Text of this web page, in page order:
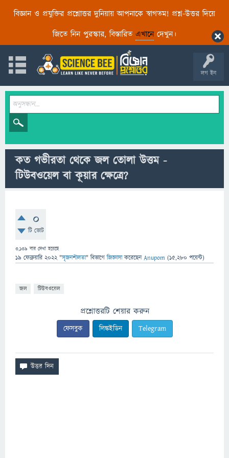
বিজ্ঞান ও প্রযুক্তির প্রশ্নোত্তর দুনিয়ায় আপনাকে স্বাগতম! প্রশ্ন-উত্তর দিয়ে
জিতে নিন পুরস্কার, বিস্তারিত এখানেদেখুন।
লগ ইন
কত গভীরতা থেকে জল তোলা উত্তম -
টিউবওয়েল বা কূয়ার ক্ষেত্রে?
0
টি ভোট
3,139 বার দেখা হয়েছে
19 ফেব্রুয়ারি 2022 "সৃজনশীলতা" বিভাগে জিজ্ঞাসাকরেছেনAnupom (15,280 পয়েন্ট)
জল টিউবওয়েল
প্রশ্নোত্তরটি শেয়ার করুন
ফেসবুক লিঙ্কইডিন Telegram